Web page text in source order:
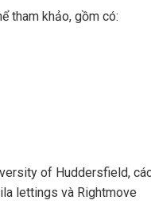
tham khảo, gồm có:
of Huddersfield,
lettings và Rightmove